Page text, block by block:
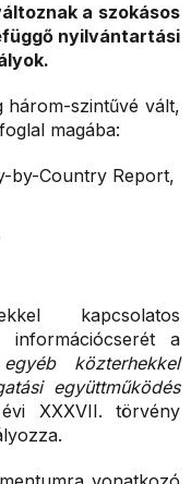
a szokásos
nyilvántartási
három-szintűvé vált,
magába:
by-Country Report,
kapcsolatos
információcserét a
közterhekkel
együttműködés
XXXVII. törvény